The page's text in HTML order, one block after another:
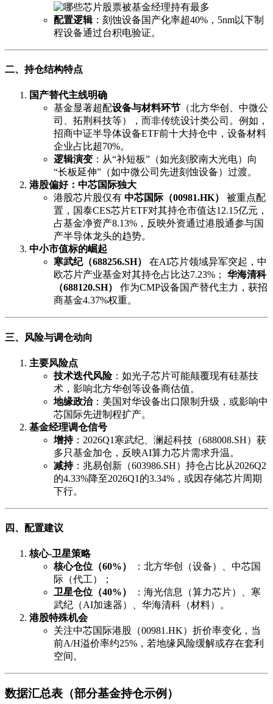
配置逻辑：刻蚀设备国产化率超40%，5nm以下制
程设备通过台积电验证。
二、持仓结构特点
国产替代主线明确
基金显著超配设备与材料环节 （北方华创、中微公
司、拓荆科技等），而非传统设计类公司。例如，
招商中证半导体设备ETF前十大持仓中，设备材料
企业占比超70%。
逻辑演变 ：从“补短板”（如光刻胶南大光电）向
“长板延伸”（如中微公司先进刻蚀设备）过渡。
港股偏好：中芯国际独大
港股芯片股仅有 中芯国际（00981.HK）
被重点配
置，国泰CES芯片ETF对其持仓市值达12.15亿元，
占基金净资产8.13%，反映外资通过港股通参与国
产半导体龙头的趋势。
中小市值标的崛起
寒武纪（688256.SH）
在AI芯片领域异军突起，中
欧芯片产业基金对其持仓占比达7.23%； 华海清科
（688120.SH）
作为CMP设备国产替代主力，获招
商基金4.37%权重。
三、风险与调仓动向
主要风险点
技术迭代风险：如光子芯片可能颠覆现有硅基技
术，影响北方华创等设备商估值。
地缘政治：美国对华设备出口限制升级，或影响中
芯国际先进制程扩产。
基金经理调仓信号
增持：2026Q1寒武纪、澜起科技（688008.SH）获
多只基金加仓，反映AI算力芯片需求升温。
减持：兆易创新（603986.SH）持仓占比从2026Q2
的4.33%降至2026Q1的3.34%，或因存储芯片周期
下行。
四、配置建议
核心-卫星策略
核心仓位（60%）
：北方华创（设备）、中芯国
际（代工）；
卫星仓位（40%）
：海光信息（算力芯片）、寒
武纪（AI加速器）、华海清科（材料）。
港股特殊机会
关注中芯国际港股（00981.HK）折价率变化，当
前A/H溢价率约25%，若地缘风险缓解或存在套利
空间。
数据汇总表（部分基金持仓示例）